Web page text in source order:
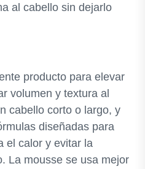
al cabello sin dejarlo
producto para elevar
volumen y textura al
cabello corto o largo, y
diseñadas para
el calor y evitar la
La mousse se usa mejor